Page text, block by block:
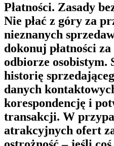
Płatności. Zasady
Nie płać z góry za
nieznanych
dokonuj płatności
odbiorze osobistym.
historię
danych
korespondencję i
transakcji. W
atrakcyjnych ofert